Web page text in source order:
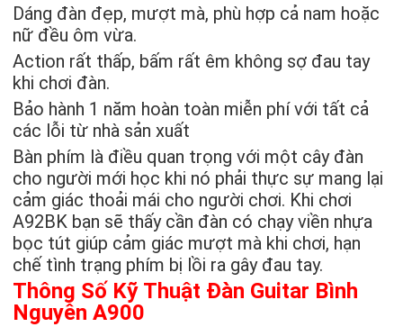
Dáng đàn đẹp, mượt mà, phù hợp cả nam hoặc
nữ đều ôm vừa.
Action rất thấp, bấm rất êm không sợ đau tay
khi chơi đàn.
Bảo hành 1 năm hoàn toàn miễn phí với tất cả
các lỗi từ nhà sản xuất
Bàn phím là điều quan trọng với một cây đàn
cho người mới học khi nó phải thực sự mang lại
cảm giác thoải mái cho người chơi. Khi chơi
A92BK bạn sẽ thấy cần đàn có chạy viền nhựa
bọc tút giúp cảm giác mượt mà khi chơi, hạn
chế tình trạng phím bị lồi ra gây đau tay.
Thông Số Kỹ Thuật Đàn Guitar Bình
Nguyên A900